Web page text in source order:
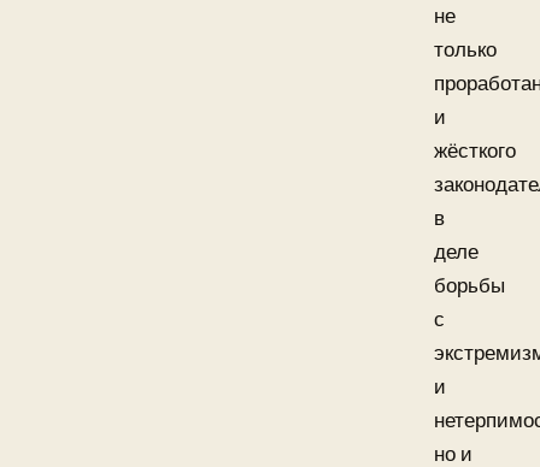
не
только
и
жёсткого
в
деле
борьбы
с
и
но и